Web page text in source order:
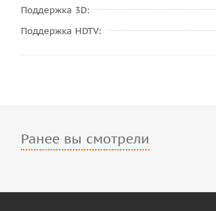
Поддержка 3D
Поддержка HDTV
Ранее вы смотрели